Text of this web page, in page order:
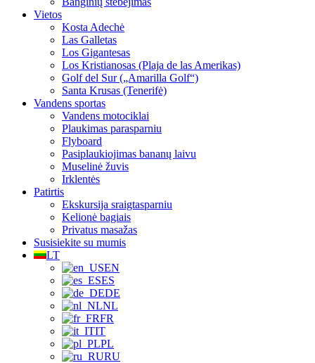
Vietos
Kosta Adechė
Las Galletas
Los Gigantesas
Los Kristianosas (Plaja de las Amerikas)
Golf del Sur („Amarilla Golf“)
Santa Krusas (Tenerifė)
Vandens sportas
Vandens motociklai
Plaukimas parasparniu
Flyboard
Pasiplaukiojimas bananų laivu
Muselinė žuvis
Irklentės
Patirtis
Ekskursija sraigtasparniu
Kelionė bagiais
Privatus masažas
Susisiekite su mumis
LT
EN
ES
DE
NL
FR
IT
PL
RU